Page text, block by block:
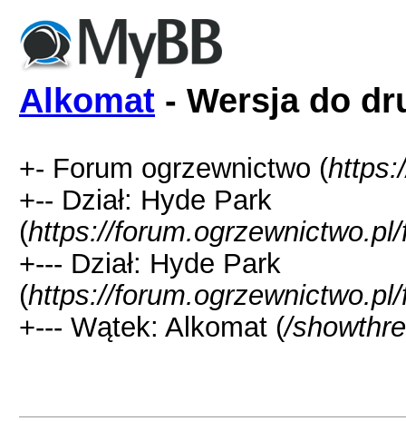
Alkomat - Wersja do
+- Forum ogrzewnictwo (
+-- Dział: Hyde Park
(https://
+--- Dział: Hyde Park
(https://
+--- Wątek: Alkomat (/